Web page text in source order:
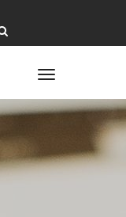
Toggle
navigation